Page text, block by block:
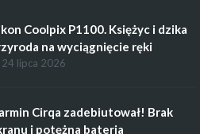
Coolpix P1100. Księżyc i dzika
na wyciągnięcie ręki
24 lipca 2026
Cirqa zadebiutował! Brak
i potężna bateria